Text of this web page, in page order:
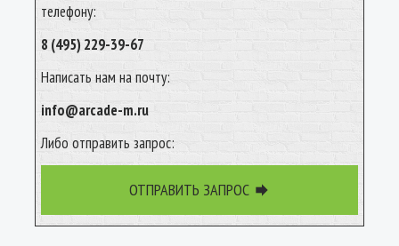
телефону:
8 (495) 229-39-67
Написать нам на почту:
info@arcade-m.ru
Либо отправить запрос:
ОТПРАВИТЬ ЗАПРОС 